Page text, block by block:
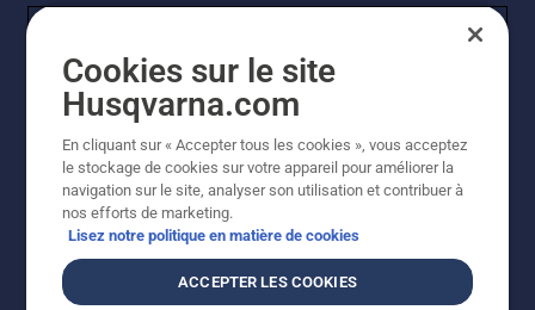
© Husqvarna AB (publ). Tous droits réservés. Les prix
indiqués sont à titre indicatif de Husqvarna Schweiz AG
aux revendeurs participants, prix en CHF, TVA 8,1 % et
TAR incluses. Sous réserve de modification. Tous les
prix indiqués sont des prix de vente recommandés (TVA
incluse), sauf si le produit est disponible pour un achat
Cookies sur le site
Husqvarna.com
En cliquant sur « Accepter tous les cookies », vous acceptez
le stockage de cookies sur votre appareil pour améliorer la
navigation sur le site, analyser son utilisation et contribuer à
nos efforts de marketing.
Lisez notre politique en matière de cookies
ACCEPTER LES COOKIES